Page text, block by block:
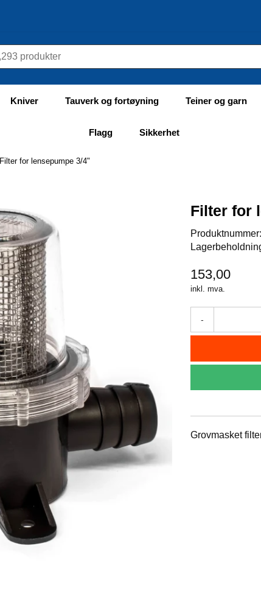
Kniver Tauverk og fortøyning Teiner og garn
Flagg Sikkerhet
Filter for lensepumpe 3/4"
Filter for
Produktnummer:
153,00
inkl. mva.
-
Grovmasket